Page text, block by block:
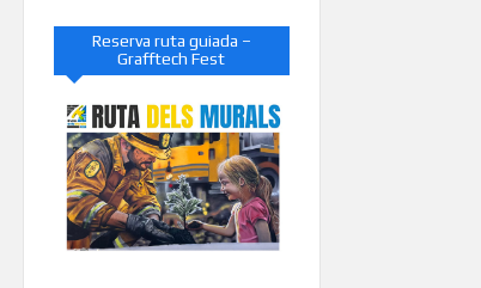
Reserva ruta guiada –
Grafftech Fest